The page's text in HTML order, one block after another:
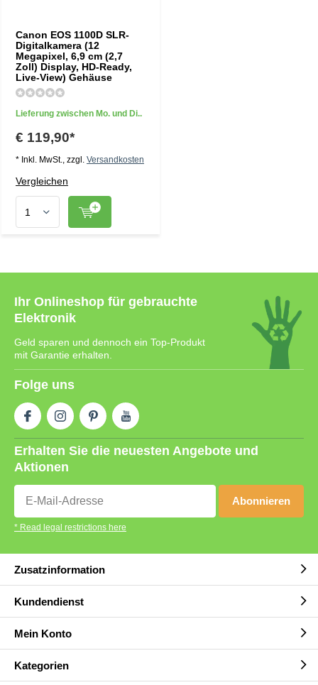
Canon EOS 1100D SLR-
Digitalkamera (12
Megapixel, 6,9 cm (2,7
Zoll) Display, HD-Ready,
Live-View) Gehäuse
Lieferung zwischen Mo. und Di..
€ 119,90*
* Inkl. MwSt., zzgl. Versandkosten
Vergleichen
Ihr Onlineshop für gebrauchte
Elektronik
Geld sparen und dennoch ein Top-Produkt
mit Garantie erhalten.
Folge uns
Erhalten Sie die neuesten Angebote und
Aktionen
Abonnieren
* Read legal restrictions here
Zusatzinformation
Kundendienst
Mein Konto
Kategorien